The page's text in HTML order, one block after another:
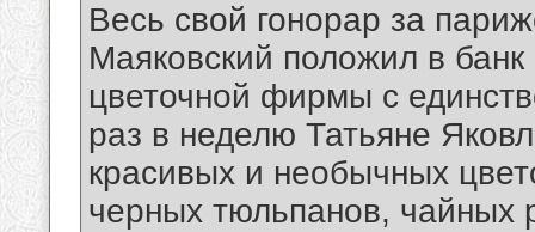
Весь свой гонорар за
Маяковский положил в
цветочной фирмы с
раз в неделю Татьяне
красивых и необычных
черных тюльпанов, чайных